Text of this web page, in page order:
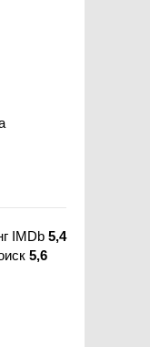
IMDb 5,4
5,6